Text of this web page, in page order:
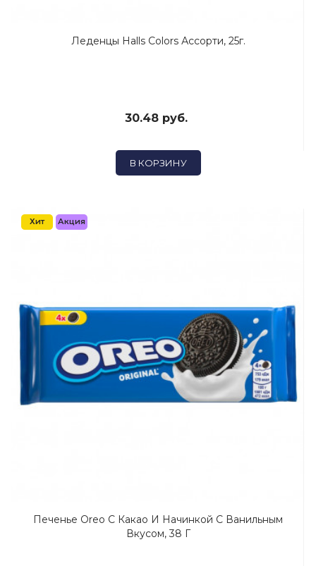
Леденцы Halls Colors Ассорти, 25г.
30.48 руб.
В КОРЗИНУ
Хит Акция
Печенье Oreo С Какао И Начинкой С Ванильным
Вкусом, 38 Г